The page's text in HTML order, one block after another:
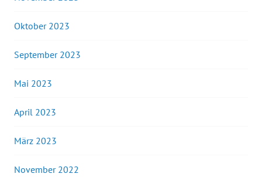
Oktober 2023
September 2023
Mai 2023
April 2023
März 2023
November 2022